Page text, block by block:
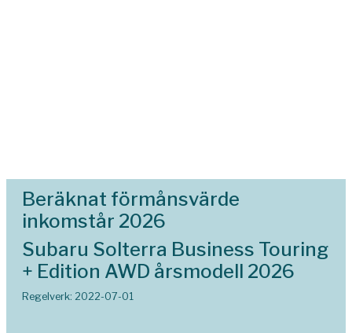
Beräknat förmånsvärde
inkomstår 2026
Subaru Solterra Business Touring
+ Edition AWD årsmodell 2026
Regelverk: 2022-07-01